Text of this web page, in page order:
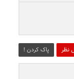
نظر پاک کردن !